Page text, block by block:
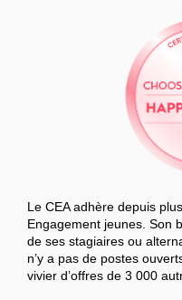
Le CEA adhère depuis
Engagement jeunes. Son
de ses stagiaires ou
n’y a pas de postes
vivier d’offres de 3 000